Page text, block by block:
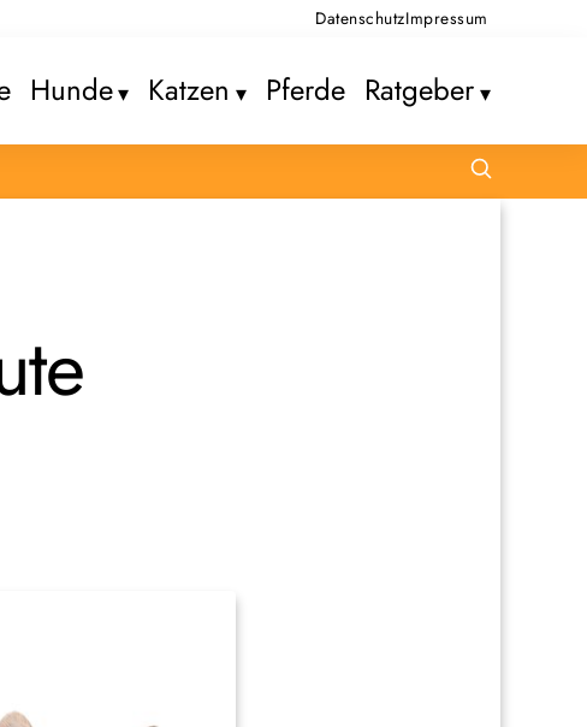
DatenschutzImpressum
Hunde Katzen Pferde Ratgeber